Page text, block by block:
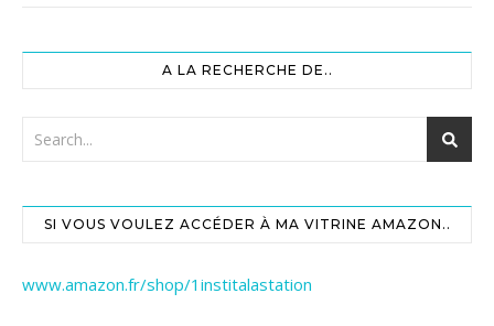
A LA RECHERCHE DE..
SI VOUS VOULEZ ACCÉDER À MA VITRINE AMAZON..
www.amazon.fr/shop/1institalastation